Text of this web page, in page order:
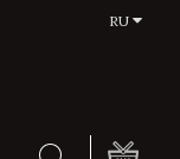
RU